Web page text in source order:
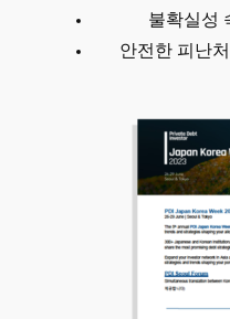
불확실성
안전한 피난